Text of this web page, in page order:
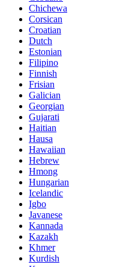
Chichewa
Corsican
Croatian
Dutch
Estonian
Filipino
Finnish
Frisian
Galician
Georgian
Gujarati
Haitian
Hausa
Hawaiian
Hebrew
Hmong
Hungarian
Icelandic
Igbo
Javanese
Kannada
Kazakh
Khmer
Kurdish